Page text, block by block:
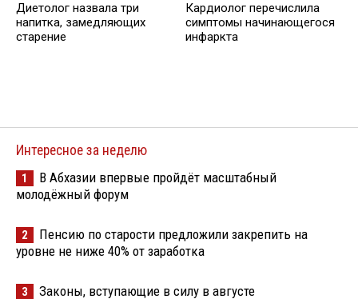
Диетолог назвала три
напитка, замедляющих
старение
Кардиолог перечислила
симптомы начинающегося
инфаркта
Интересное за неделю
1
В Абхазии впервые пройдёт масштабный
молодёжный форум
2
Пенсию по старости предложили закрепить на
уровне не ниже 40% от заработка
3 Законы, вступающие в силу в августе